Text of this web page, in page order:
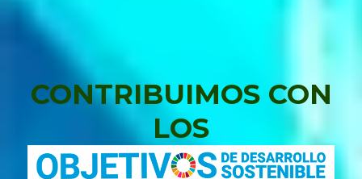
CONTRIBUIMOS CON
LOS